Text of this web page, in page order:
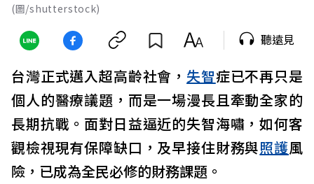
(圖/shutterstock)
聽遠見
台灣正式邁入超高齡社會， 失智症已不再只是
個人的醫療議題，而是一場漫長且牽動全家的
長期抗戰。面對日益逼近的失智海嘯，如何客
觀檢視現有保障缺口，及早接住財務與照護風
險，已成為全民必修的財務課題。